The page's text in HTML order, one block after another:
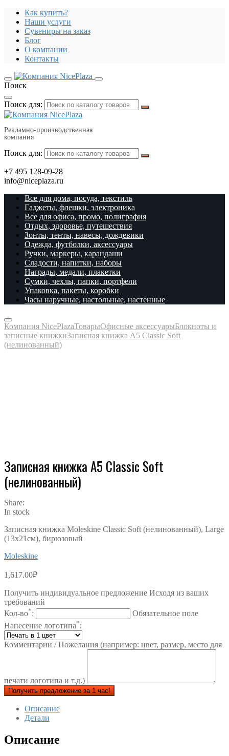
Как купить?
Наши услуги
Сувениры на заказ
Блог
О компании
Контакты
Поиск
Поиск для:
Рекламно-производственная
компания
Поиск для:
+7 495 128-09-28
info@niceplaza.ru
Все для дома, посуда, текстиль
Гаджеты, флешки, электроника
Все для офиса, промо, полиграфия
Отдых, здоровье, путешествия
Зонты, тенты, навесы, дождевики
Одежда, футболки, аксессуары
Ручки, маркеры, карандаши
Сладости, напитки, наборы
Награды, медали, плакетки
Сумки, чехлы, папки, портфели
Упаковка, пакеты, коробки
Часы наручные, настольные, настенные
Компания NicePlazaТоварыОфисные аксессуарыБлокноты и
записные книжкиЗаписная книжка А5 Classic Soft
(нелинованный)
Записная книжка А5 Classic Soft
(нелинованный)
Share:
In stock
Записная книжка Moleskine Classic Soft (нелинованный), Large
(13х21см), бирюзовый
Moleskine
1,617.00₽
Получить индивидуальное предложение Исходя из ваших
требований
Кол-во*:
Обязательное поле
Нанесение логотипа*:
Комментарии / Пожелания (например: цвет, размер, место для
печати логотипа и т.д.)
Получить предложение за 1 час!
Описание
Детали
Описание